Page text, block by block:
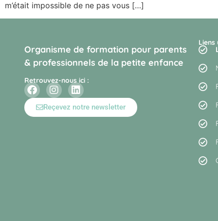
m’était impossible de ne pas vous […]
Organisme de formation pour parents
& professionnels de la petite enfance
Retrouvez-nous ici :
Reçevez notre newsletter
Liens